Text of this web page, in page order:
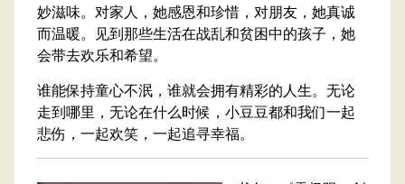
妙滋味。对家人，她感恩和珍惜，对朋友，她真诚
而温暖。见到那些生活在战乱和贫困中的孩子，她
会带去欢乐和希望。
谁能保持童心不泯，谁就会拥有精彩的人生。无论
走到哪里，无论在什么时候，小豆豆都和我们一起
悲伤，一起欢笑，一起追寻幸福。